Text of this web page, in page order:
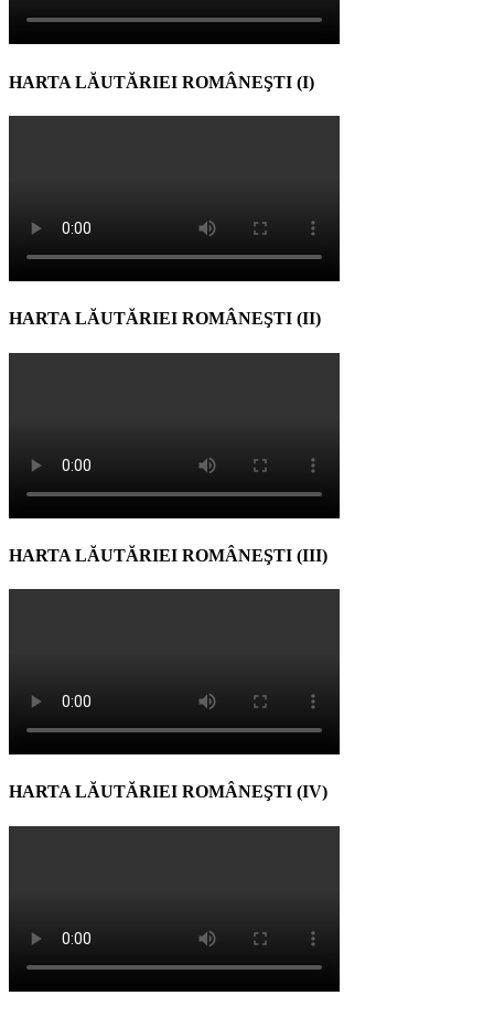
HARTA LĂUTĂRIEI ROMÂNEŞTI (I)
HARTA LĂUTĂRIEI ROMÂNEŞTI (II)
HARTA LĂUTĂRIEI ROMÂNEŞTI (III)
HARTA LĂUTĂRIEI ROMÂNEŞTI (IV)